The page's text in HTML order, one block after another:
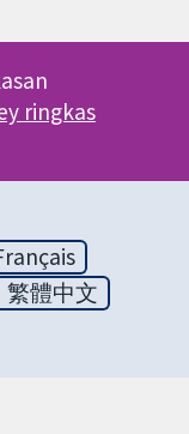
ringkas
繁體中文